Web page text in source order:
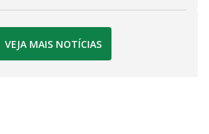
VEJA MAIS NOTÍCIAS